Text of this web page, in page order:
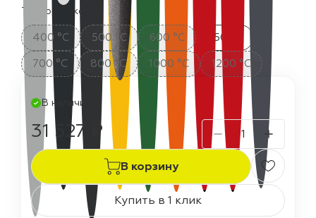
Термостойкость:
400 °C 500 °C 600 °C
650 °C
700 °C
800 °C 1000 °C 1200 °C
В наличии
31 527 ₽
В корзину
Купить в 1 клик